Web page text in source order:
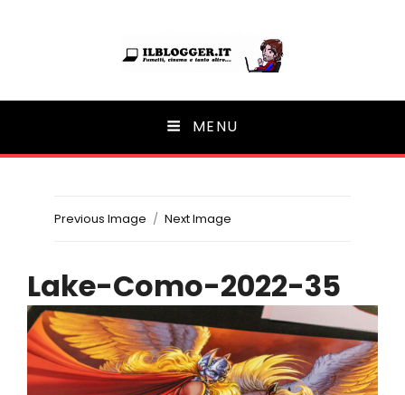
Ilblogger.it
Il portalino di blog | MENU
Previous Image Next Image
Lake-Como-2022-35